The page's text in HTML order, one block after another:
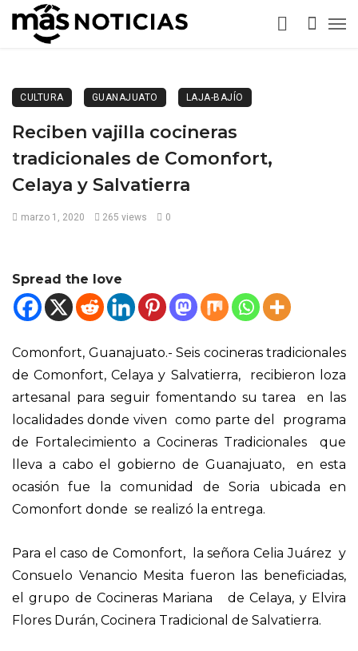
CULTURA GUANAJUATO LAJA-BAJÍO
Reciben vajilla cocineras
tradicionales de Comonfort,
Celaya y Salvatierra
marzo 1, 2020 265 views 0
Spread the love
Comonfort, Guanajuato.- Seis cocineras tradicionales
de Comonfort, Celaya y Salvatierra, recibieron loza
artesanal para seguir fomentando su tarea en las
localidades donde viven como parte del programa
de Fortalecimiento a Cocineras Tradicionales que
lleva a cabo el gobierno de Guanajuato, en esta
ocasión fue la comunidad de Soria ubicada en
Comonfort donde se realizó la entrega.
Para el caso de Comonfort, la señora Celia Juárez y
Consuelo Venancio Mesita fueron las beneficiadas,
el grupo de Cocineras Mariana de Celaya, y Elvira
Flores Durán, Cocinera Tradicional de Salvatierra.